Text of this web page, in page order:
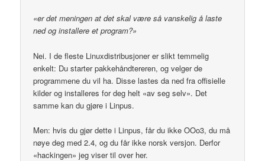
«er det meningen at det skal være så vanskelig å laste
ned og installere et program?»
Nei. I de fleste Linuxdistribusjoner er slikt temmelig
enkelt: Du starter pakkehåndtereren, og velger de
programmene du vil ha. Disse lastes da ned fra offisielle
kilder og installeres for deg helt «av seg selv». Det
samme kan du gjøre i Linpus.
Men: hvis du gjør dette i Linpus, får du ikke OOo3, du må
nøye deg med 2.4, og du får ikke norsk versjon. Derfor
«hackingen» jeg viser til over her.